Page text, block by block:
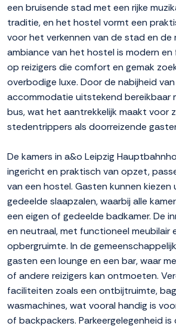
een bruisende stad met een rijke
traditie, en het hostel vormt een
voor het verkennen van de stad en de
ambiance van het hostel is modern
op reizigers die comfort en gemak
overbodige luxe. Door de nabijheid
accommodatie uitstekend bereikbaar
bus, wat het aantrekkelijk maakt voor
stedentrippers als doorreizende
De kamers in a&o Leipzig
ingericht en praktisch van opzet,
van een hostel. Gasten kunnen kiezen
gedeelde slaapzalen, waarbij alle
een eigen of gedeelde badkamer. De
en neutraal, met functioneel meubilair
opbergruimte. In de
gasten een lounge en een bar, waar
of andere reizigers kan ontmoeten.
faciliteiten zoals een ontbijtruimte,
wasmachines, wat vooral handig is
of backpackers. Parkeergelegenheid